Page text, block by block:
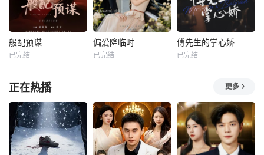
般配预谋
已完结
偏爱降临时
已完结
傅先生的掌心娇
已完结
正在热播 更多